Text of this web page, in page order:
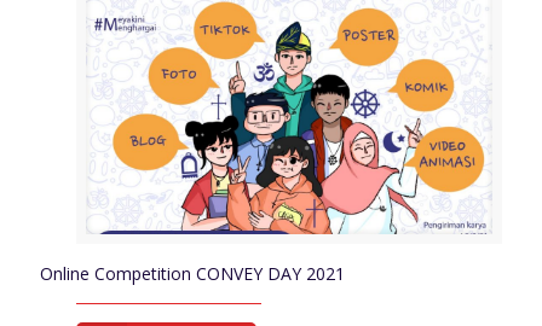
Online Competition CONVEY DAY 2021